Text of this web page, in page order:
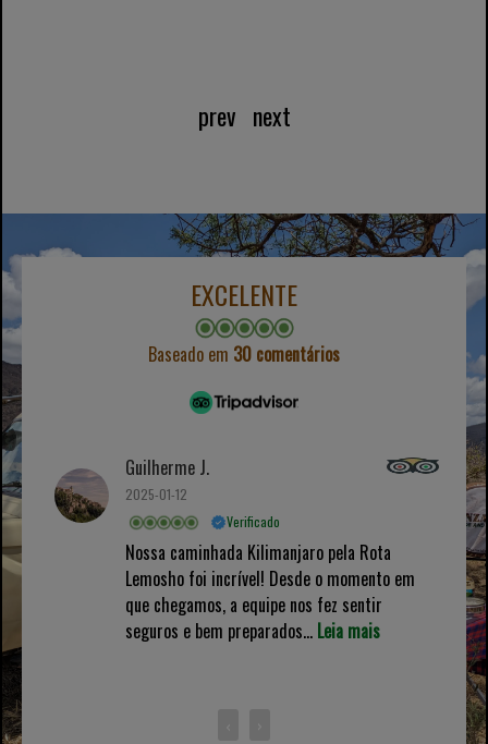
prev next
EXCELENTE
Baseado em 30 comentários
Guilherme J.
2025-01-12
Verificado
Nossa caminhada Kilimanjaro pela Rota
Lemosho foi incrível! Desde o momento em
que chegamos, a equipe nos fez sentir
seguros e bem preparados... Leia mais